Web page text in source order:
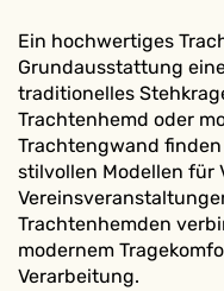
Ein hochwertiges
Grundausstattung
traditionelles
Trachtenhemd oder
Trachtengwand
stilvollen Modellen für
Trachtenhemden
modernem
Verarbeitung.